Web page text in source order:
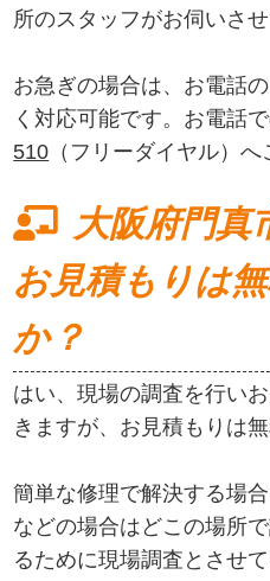
所のスタッフがお伺いさ
お急ぎの場合は、お電話
く対応可能です。お電話
510 （フリーダイヤル）へ
大阪府門真
お見積もりは
か？
はい、現場の調査を行い
きますが、お見積もりは無
簡単な修理で解決する場
などの場合はどこの場所
るために現場調査とさせ